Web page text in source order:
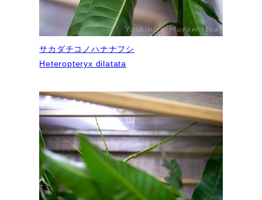
サカダチコノハナナフシ
Heteropteryx dilatata